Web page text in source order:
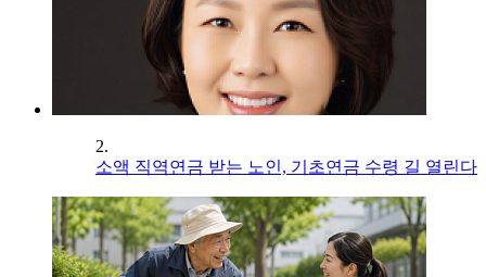
2.
소액 직역연금 받는 노인, 기초연금 수령 길 열린다